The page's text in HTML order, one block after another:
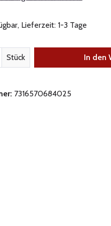
Lieferzeit: 1-3 Tage
Gib den
Stück In den
7316570684025